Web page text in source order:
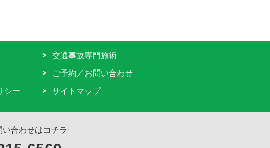
交通事故専門施術
ご予約／お問い合わせ
シー サイトマップ
い合わせはコチラ